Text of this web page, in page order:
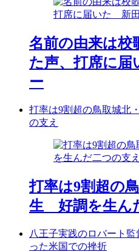
名前の由来は
た声、打席に
ー
打率は9割超の鳥取城北
の支え
打率は9割超の
生 好調を生ん
八王子実践のロバート
った米国での挫折